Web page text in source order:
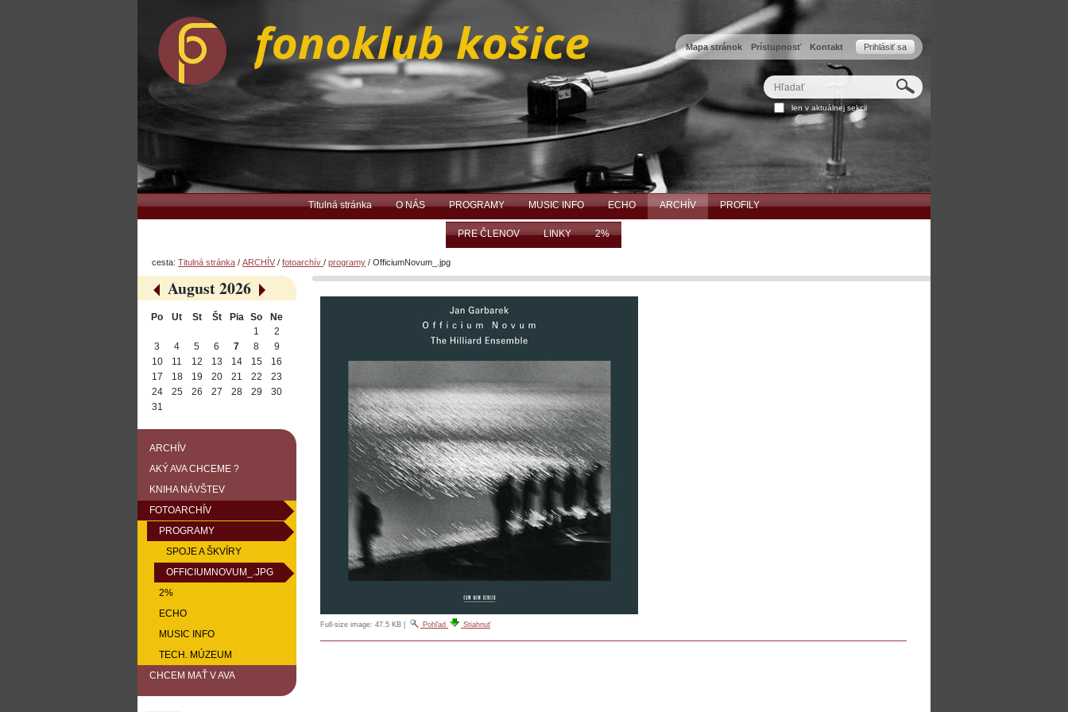
obsah.
navigáciu
Prihlásiť sa
Mapa stránok Prístupnosť Kontakt
Hľadať
len v aktuálnej sekcii
Rozšírené
vyhľadávanie...
Titulná stránka O NÁS PROGRAMY MUSIC INFO ECHO ARCHÍV PROFILY
PRE ČLENOV LINKY 2%
cesta: Titulná stránka / ARCHÍV / fotoarchív / programy / OfficiumNovum_.jpg
Full-size image: 47.5 KB Pohľad Stiahnuť
«
August 2026
»
Po Ut St Št Pia So
Ne
1
2
3
4 5 6 7 8
9
10
11 12 13 14 15
16
17
18 19 20 21 22
23
24
25 26 27 28 29
30
31
ARCHÍV
AKÝ AVA CHCEME ?
KNIHA NÁVŠTEV
FOTOARCHÍV
PROGRAMY
SPOJE A ŠKVÍRY
OFFICIUMNOVUM_.JPG
2%
ECHO
MUSIC INFO
TECH. MÚZEUM
CHCEM MAŤ V AVA